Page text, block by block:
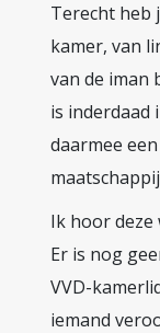
Terecht heb
kamer, van
van de iman
is inderdaad
daarmee
Ik hoor deze
Er is nog
VVD-
iemand